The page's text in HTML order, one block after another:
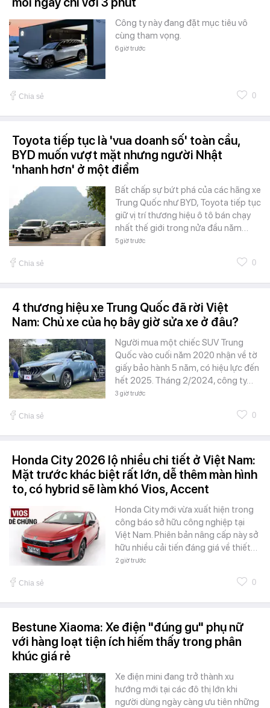
Công ty này đang đặt mục tiêu vô
cùng tham vọng.
6 giờ trước
Chia sẻ 0
Toyota tiếp tục là 'vua doanh số' toàn cầu,
BYD muốn vượt mặt nhưng người Nhật
'nhanh hơn' ở một điểm
Bất chấp sự bứt phá của các hãng xe
Trung Quốc như BYD, Toyota tiếp tục
giữ vị trí thương hiệu ô tô bán chạy
nhất thế giới trong nửa đầu năm…
5 giờ trước
Chia sẻ 0
4 thương hiệu xe Trung Quốc đã rời Việt
Nam: Chủ xe của họ bây giờ sửa xe ở đâu?
Người mua một chiếc SUV Trung
Quốc vào cuối năm 2020 nhận về tờ
giấy bảo hành 5 năm, có hiệu lực đến
hết 2025. Tháng 2/2024, công ty…
3 giờ trước
Chia sẻ 0
Honda City 2026 lộ nhiều chi tiết ở Việt Nam:
Mặt trước khác biệt rất lớn, dễ thêm màn hình
to, có hybrid sẽ làm khó Vios, Accent
Honda City mới vừa xuất hiện trong
công báo sở hữu công nghiệp tại
Việt Nam. Phiên bản nâng cấp này sở
hữu nhiều cải tiến đáng giá về thiết…
2 giờ trước
Chia sẻ 0
Bestune Xiaoma: Xe điện "đúng gu" phụ nữ
với hàng loạt tiện ích hiếm thấy trong phân
khúc giá rẻ
Xe điện mini đang trở thành xu
hướng mới tại các đô thị lớn khi
người dùng ngày càng ưu tiên những